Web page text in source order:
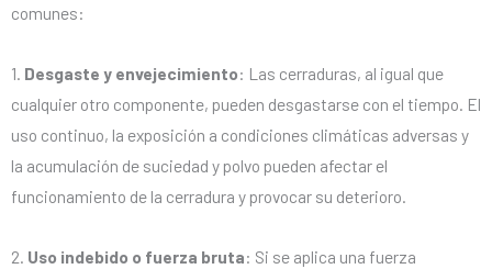
comunes:
1. Desgaste y envejecimiento: Las cerraduras, al igual que
cualquier otro componente, pueden desgastarse con el tiempo. El
uso continuo, la exposición a condiciones climáticas adversas y
la acumulación de suciedad y polvo pueden afectar el
funcionamiento de la cerradura y provocar su deterioro.
2. Uso indebido o fuerza bruta: Si se aplica una fuerza